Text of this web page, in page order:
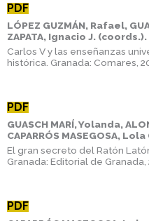
PDF
LÓPEZ GUZMÁN, Rafael,
ZAPATA, Ignacio J. (coords.).
Carlos V y las enseñanzas
histórica. Granada: Comares,
PDF
GUASCH MARÍ, Yolanda,
CAPARRÓS MASEGOSA,
El gran secreto del Ratón
Granada: Editorial de Granada,
PDF